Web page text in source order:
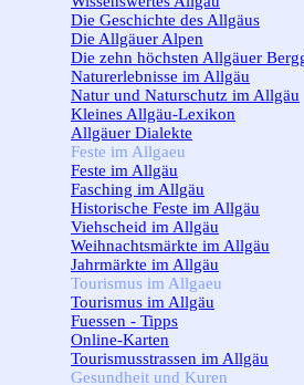
Die Geschichte des Allgäus
Die Allgäuer Alpen
Die zehn höchsten Allgäuer
Naturerlebnisse im Allgäu
Natur und Naturschutz im Allgäu
Kleines Allgäu-Lexikon
Allgäuer Dialekte
Feste im Allgaeu
Feste im Allgäu
Fasching im Allgäu
Historische Feste im Allgäu
Viehscheid im Allgäu
Weihnachtsmärkte im Allgäu
Jahrmärkte im Allgäu
Tourismus im Allgaeu
Tourismus im Allgäu
Fuessen - Tipps
Online-Karten
Tourismusstrassen im Allgäu
Gesundheit und Kuren